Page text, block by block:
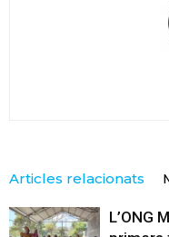
Articles relacionats
L’ONG